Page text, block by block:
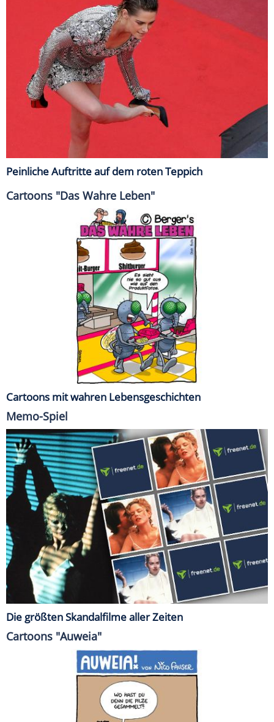
Peinliche Auftritte auf dem roten Teppich
Cartoons "Das Wahre Leben"
Cartoons mit wahren Lebensgeschichten
Memo-Spiel
Die größten Skandalfilme aller Zeiten
Cartoons "Auweia"